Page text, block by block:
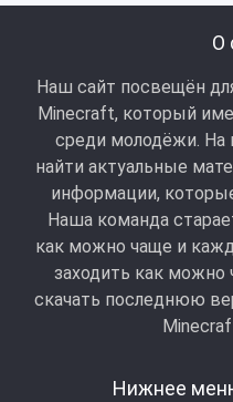
О
Наш сайт посвещён
Minecraft, который
среди молодёжи.
найти актуальные
информации,
Наша команда
как можно чаще и
заходить как
скачать последнюю
Нижнее